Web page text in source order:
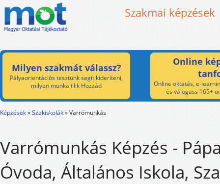
Szakmai képzések
Milyen szakmát válassz?
Pályaorientációs tesztünk segít kideríteni,
milyen munka illik Hozzád
Online
Online oktatás, e-
és válogass 165+
Képzések»Szakiskolák»Varrómunkás
Varrómunkás Képzés -
Óvoda, Általános Iskola,